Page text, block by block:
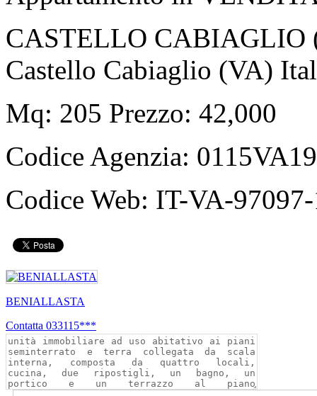
CASTELLO CABIAGLIO
Castello Cabiaglio (VA)
Mq: 205 Prezzo: 42,000
Codice Agenzia:
Codice Web: IT-VA-
BENIALLASTA
Contatta 033115***